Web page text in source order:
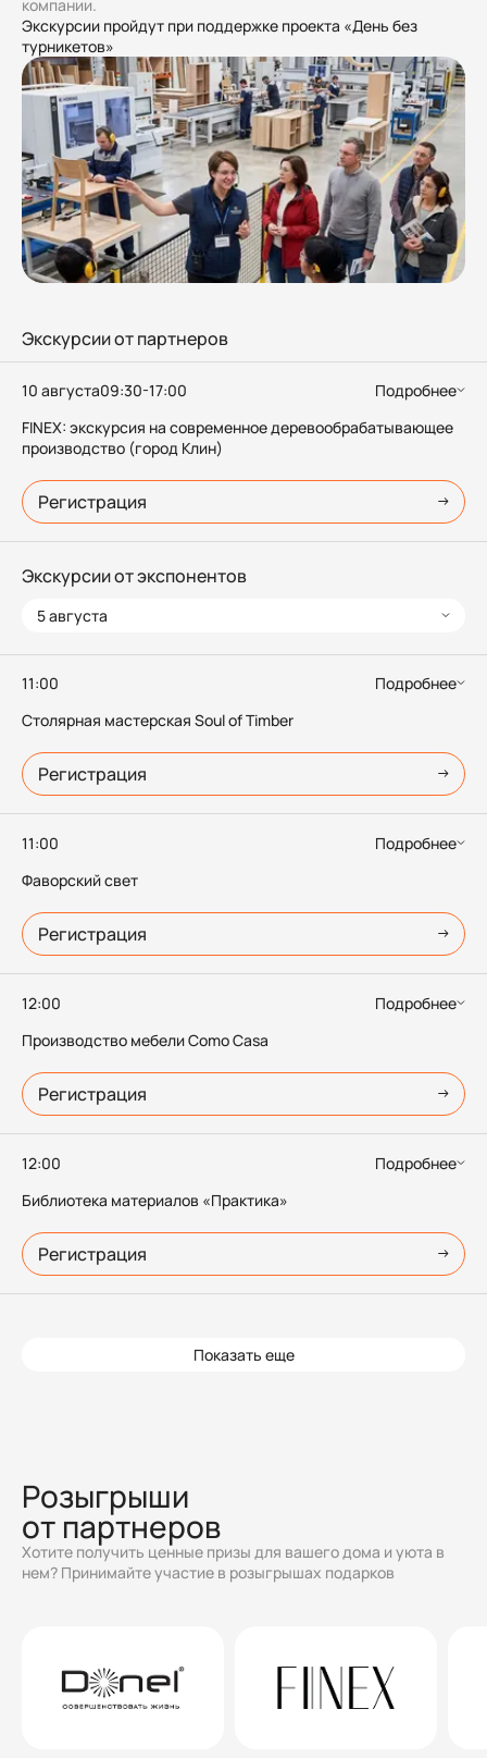
компании.
Экскурсии пройдут при поддержке проекта «День без
турникетов»
Экскурсии от партнеров
10 августа09:30-17:00
Подробнее
FINEX: экскурсия на современное деревообрабатывающее
производство (город Клин)
Регистрация
Экскурсии от экспонентов
5 августа
11:00
Подробнее
Столярная мастерская Soul of Timber
Регистрация
11:00
Подробнее
Фаворский свет
Регистрация
12:00
Подробнее
Производство мебели Como Casa
Регистрация
12:00
Подробнее
Библиотека материалов «Практика»
Регистрация
Показать еще
Розыгрыши
от партнеров
Хотите получить ценные призы для вашего дома и уюта в
нем? Принимайте участие в розыгрышах подарков